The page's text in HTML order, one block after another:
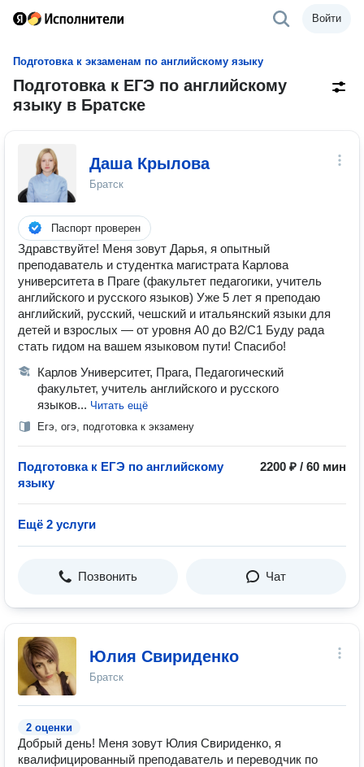
Войти
Подготовка к экзаменам по английскому языку
Подготовка к ЕГЭ по английскому
языку в Братске
Даша Крылова
Братск
Паспорт проверен
Здравствуйте! Меня зовут Дарья, я опытный
преподаватель и студентка магистрата Карлова
университета в Праге (факультет педагогики, учитель
английского и русского языков) Уже 5 лет я преподаю
английский, русский, чешский и итальянский языки для
детей и взрослых — от уровня A0 до B2/C1 Буду рада
стать гидом на вашем языковом пути! Спасибо!
Карлов Университет, Прага, Педагогический
факультет, учитель английского и русского
языков... Читать ещё
Егэ, огэ, подготовка к экзамену
Подготовка к ЕГЭ по английскому
языку
2200 ₽ / 60 мин
Ещё 2 услуги
Позвонить Чат
Юлия Свириденко
Братск
2 оценки
Добрый день! Меня зовут Юлия Свириденко, я
квалифицированный преподаватель и переводчик по